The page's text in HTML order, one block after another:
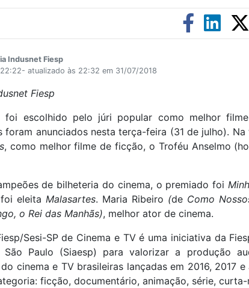
Indusnet Fiesp
atualizado às 22:32 em 31/07/2018
Fiesp
foi escolhido pelo júri popular como melhor
foram anunciados nesta terça-feira (31 de julho).
, como melhor filme de ficção, o Troféu Anselmo
de bilheteria do cinema, o premiado foi
eleita Malasartes. Maria Ribeiro (de Como
o Rei das Manhãs), melhor ator de cinema.
Sesi-SP de Cinema e TV é uma iniciativa da
Paulo (Siaesp) para valorizar a produção
cinema e TV brasileiras lançadas em 2016, 2017
ficção, documentário, animação, série,